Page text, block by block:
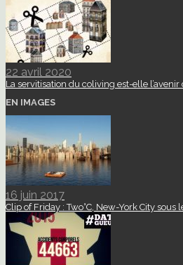
22 avril 2020
La servitisation du coliving est-elle l’avenir
EN IMAGES
16 juin 2017
Clip of Friday : Two°C, New-York City sous